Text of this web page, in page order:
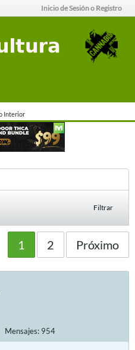
Inicio de Sesión o Registro
Interior
UV
Filtrar
1 2 Próximo
Mensajes: 954